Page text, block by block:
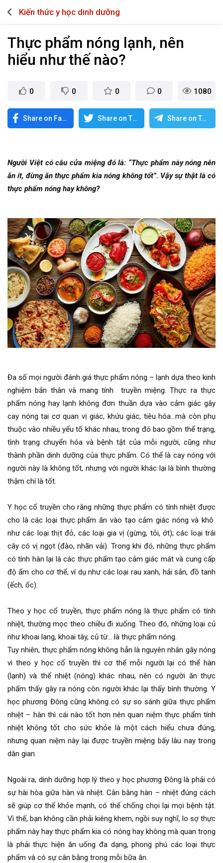
Kiến thức y học dinh dưỡng
Thực phẩm nóng lạnh, nên
hiểu như thế nào?
0 0 0 0 1080
Share on Facebook Share on Twitter Share on Telegram
Người Việt có câu cửa miệng đó là: “Thực phẩm này nóng nên
ăn ít, đừng ăn thực phẩm kia nóng không tốt”. Vậy sự thật là có
thực phẩm nóng hay không?
Đa số mọi người đánh giá thực phẩm nóng – lạnh dựa theo kinh
nghiệm bản thân và mang tính truyền miệng. Thực ra thực
phẩm nóng hay lạnh không đơn thuần dựa vào cảm giác gây
cay nóng tại cơ quan vị giác, khứu giác, tiêu hóa...mà còn phụ
thuộc vào nhiều yếu tố khác nhau, trong đó bao gồm thể trạng,
tình trạng chuyển hóa và bệnh tật của mỗi người, cũng như
thành phần dinh dưỡng của thực phẩm. Có thể là cay nóng với
người này là không tốt, nhưng với người khác lại là bình thường
thậm chí là tốt.
Y học cổ truyền cho rằng những thực phẩm có tính nhiệt được
cho là các loại thực phẩm ăn vào tạo cảm giác nóng và khô
như các loại thịt đỏ, các loại gia vị (gừng, tỏi, ớt); các loại trái
cây có vị ngọt (đào, nhãn vải). Trong khi đó, những thực phẩm
có tính hàn lại là các thực phẩm tạo cảm giác mát và cung cấp
độ ẩm cho cơ thể, ví dụ như các loại rau xanh, hải sản, đồ tanh
(ếch, ốc).
Theo y học cổ truyền, thực phẩm nóng là thực phẩm có tính
nhiệt, thường mọc theo chiều đi xuống. Theo đó, những loại củ
như khoai lang, khoai tây, củ từ… là thực phẩm nóng.
Tuy nhiên, thực phẩm nóng không hẳn là nguyên nhân gây nóng
vì theo y học cổ truyền thì cơ thể mỗi người lại có thể hàn
(lạnh) và thể nhiệt (nóng) khác nhau, nên có người ăn thực
phẩm thấy gây ra nóng còn người khác lại thấy bình thường. Y
học phương Đông cũng không có sự so sánh giữa thực phẩm
nhiệt – hàn thì cái nào tốt hơn nên quan niệm thực phẩm tính
nhiệt không tốt cho sức khỏe là một cách hiểu chưa đúng,
nhưng quan niệm này lại được truyền miệng bấy lâu nay trong
dân gian.
Ngoài ra, dinh dưỡng hợp lý theo y học phương Đông là phải có
sự hài hòa giữa hàn và nhiệt. Cân bằng hàn – nhiệt đúng cách
sẽ giúp cơ thể khỏe mạnh, có thể chống chọi lại mọi bệnh tật.
Vì thế, bạn không cần phải kiêng khem, ngồi suy nghĩ, lo sợ thực
phẩm này hay thực phẩm kia có nóng hay không mà quan trọng
là phải thực hiện ăn uống đa dạng, phong phú các loại thực
phẩm và có sự cân bằng trong mỗi bữa ăn.